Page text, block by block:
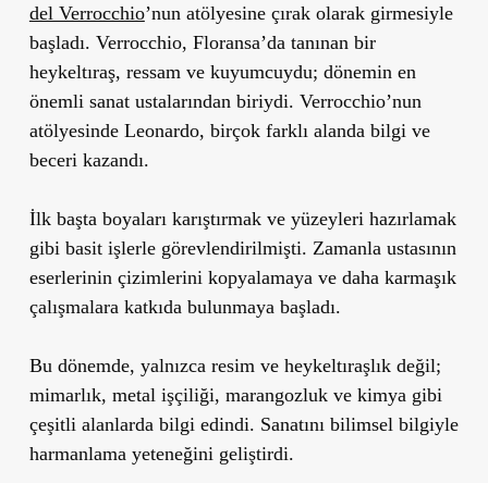
del Verrocchio’nun atölyesine çırak olarak girmesiyle
başladı. Verrocchio, Floransa’da tanınan bir
heykeltıraş, ressam ve kuyumcuydu; dönemin en
önemli sanat ustalarından biriydi. Verrocchio’nun
atölyesinde Leonardo, birçok farklı alanda bilgi ve
beceri kazandı.
İlk başta boyaları karıştırmak ve yüzeyleri hazırlamak
gibi basit işlerle görevlendirilmişti. Zamanla ustasının
eserlerinin çizimlerini kopyalamaya ve daha karmaşık
çalışmalara katkıda bulunmaya başladı.
Bu dönemde, yalnızca resim ve heykeltıraşlık değil;
mimarlık, metal işçiliği, marangozluk ve kimya gibi
çeşitli alanlarda bilgi edindi. Sanatını bilimsel bilgiyle
harmanlama yeteneğini geliştirdi.